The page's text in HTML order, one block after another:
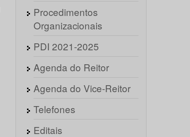
Procedimentos
Organizacionais
PDI 2021-2025
Agenda do Reitor
Agenda do Vice-Reitor
Telefones
Editais